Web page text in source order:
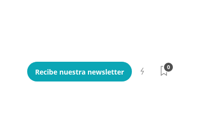
Recibe nuestra newsletter
0